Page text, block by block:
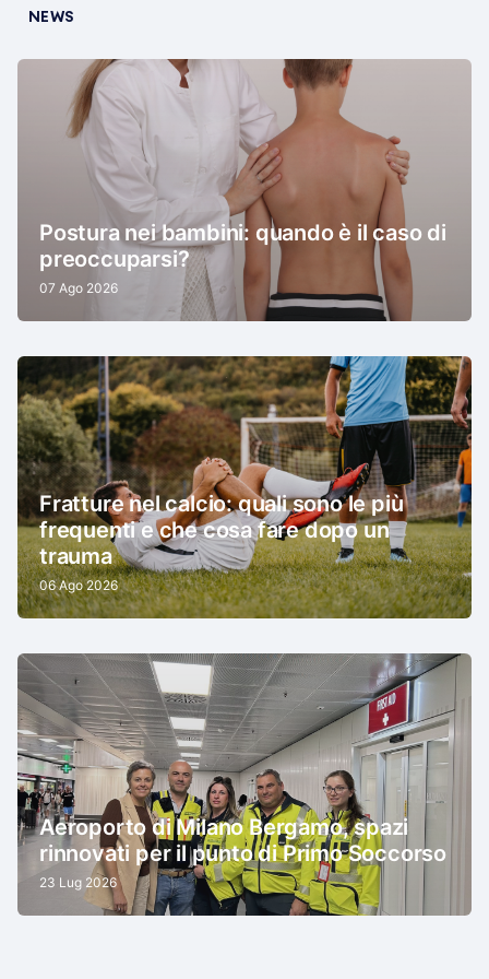
NEWS
Postura nei bambini: quando è il caso di
preoccuparsi?
07 Ago 2026
Fratture nel calcio: quali sono le più
frequenti e che cosa fare dopo un
trauma
06 Ago 2026
Aeroporto di Milano Bergamo, spazi
rinnovati per il punto di Primo Soccorso
23 Lug 2026